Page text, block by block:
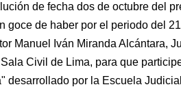
de fecha dos de octubre del
goce de haber por el periodo del
Manuel Iván Miranda Alcántara,
Civil de Lima, para que
desarrollado por la Escuela